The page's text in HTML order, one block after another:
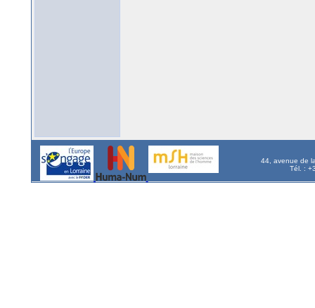
44, avenue de
Tél. :